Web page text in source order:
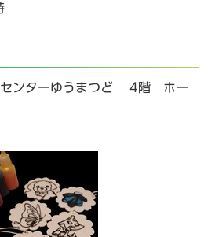
センターゆうまつど 4階 ホー